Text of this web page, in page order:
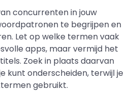
concurrenten in jouw
te begrijpen en
Let op welke termen vaak
apps, maar vermijd het
Zoek in plaats daarvan
kunt onderscheiden, terwijl je
gebruikt.